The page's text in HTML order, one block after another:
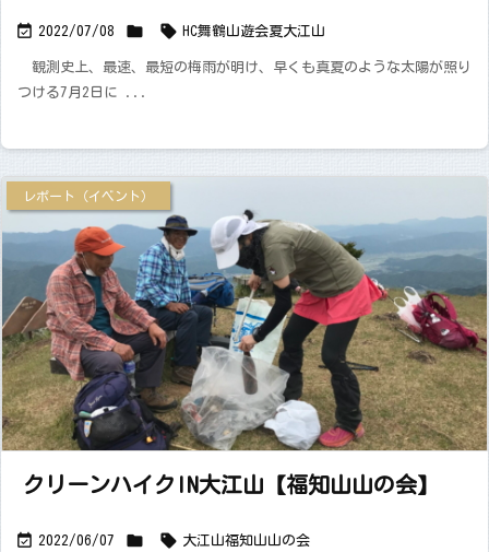
 2022/07/08   HC舞鶴山遊会夏大江山
観測史上、最速、最短の梅雨が明け、早くも真夏のような太陽が照り
つける7月2日に ...
クリーンハイクIN大江山【福知山山の会】
 2022/06/07 
レポート（イベント）
 大江山福知山山の会